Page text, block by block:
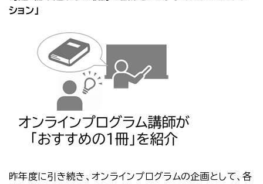
ション」
昨年度に引き続き、オンラインプログラムの企画として、各